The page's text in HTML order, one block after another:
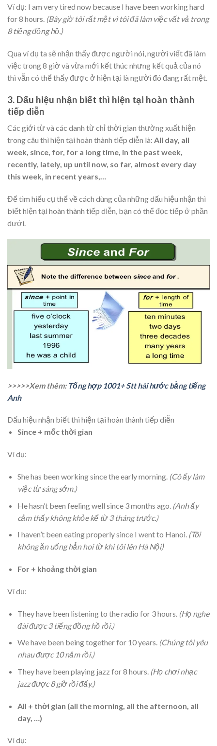
Ví dụ: I am very tired now because I have been working hard
for 8 hours. (Bây giờ tôi rất mệt vì tôi đã làm việc vất vả trong
8 tiếng đồng hồ.)
Qua ví dụ ta sẽ nhận thấy được người nói, người viết đã làm
việc trong 8 giờ và vừa mới kết thúc nhưng kết quả của nó
thì vẫn có thể thấy được ở hiện tại là người đó đang rất mệt.
3. Dấu hiệu nhận biết thì hiện tại hoàn thành
tiếp diễn
Các giới từ và các danh từ chỉ thời gian thường xuất hiện
trong câu thì hiện tại hoàn thành tiếp diễn là: All day, all
week, since, for, for a long time, in the past week,
recently, lately, up until now, so far, almost every day
this week, in recent years,…
Để tìm hiểu cụ thể về cách dùng của những dấu hiệu nhận thì
biết hiện tại hoàn thành tiếp diễn, bạn có thể đọc tiếp ở phần
dưới.
>>>>>Xem thêm: Tổng hợp 1001+ Stt hài hước bằng tiếng
Anh
Dấu hiệu nhận biết thì hiện tại hoàn thành tiếp diễn
Since + mốc thời gian
Ví dụ:
She has been working since the early morning. (Cô ấy làm
việc từ sáng sớm.)
He hasn’t been feeling well since 3 months ago. (Anh ấy
cảm thấy không khỏe kể từ 3 tháng trước.)
I haven’t been eating properly since I went to Hanoi. (Tôi
không ăn uống hẳn hoi từ khi tôi lên Hà Nội)
For + khoảng thời gian
Ví dụ:
They have been listening to the radio for 3 hours. (Họ nghe
đài được 3 tiếng đồng hồ rồi.)
We have been being together for 10 years. (Chúng tôi yêu
nhau được 10 năm rồi.)
They have been playing jazz for 8 hours. (Họ chơi nhạc
jazz được 8 giờ rồi đấy.)
All + thời gian (all the morning, all the afternoon, all
day, …)
Ví dụ: